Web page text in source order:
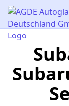
AGDE Autoglas